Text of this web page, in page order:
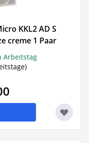
KKL2 AD S
creme 1 Paar
Arbeitstag